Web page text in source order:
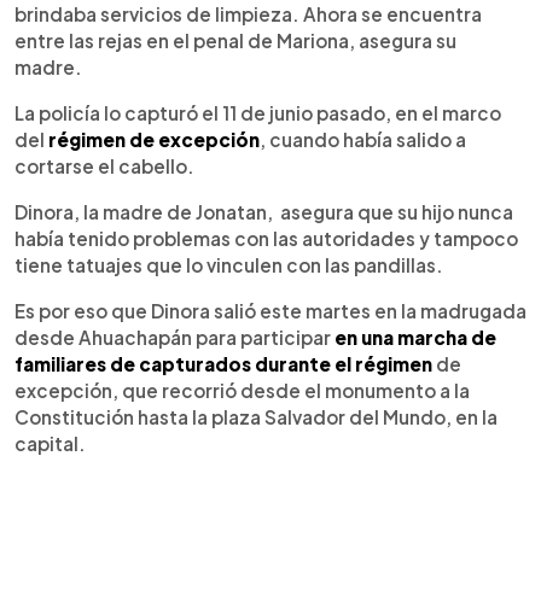
brindaba servicios de limpieza. Ahora se encuentra
entre las rejas en el penal de Mariona, asegura su
madre.
La policía lo capturó el 11 de junio pasado, en el marco
del régimen de excepción, cuando había salido a
cortarse el cabello.
Dinora, la madre de Jonatan, asegura que su hijo nunca
había tenido problemas con las autoridades y tampoco
tiene tatuajes que lo vinculen con las pandillas.
Es por eso que Dinora salió este martes en la madrugada
desde Ahuachapán para participar en una marcha de
familiares de capturados durante el régimen de
excepción, que recorrió desde el monumento a la
Constitución hasta la plaza Salvador del Mundo, en la
capital.